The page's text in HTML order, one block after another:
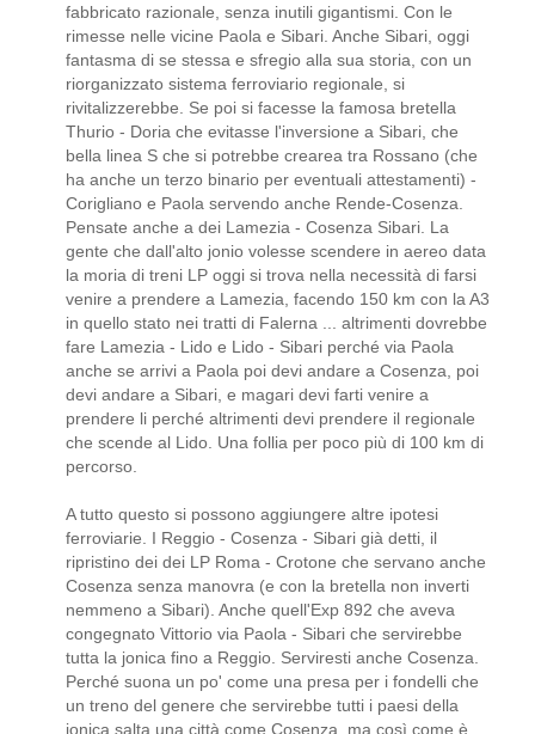
fabbricato razionale, senza inutili gigantismi. Con le
rimesse nelle vicine Paola e Sibari. Anche Sibari, oggi
fantasma di se stessa e sfregio alla sua storia, con un
riorganizzato sistema ferroviario regionale, si
rivitalizzerebbe. Se poi si facesse la famosa bretella
Thurio - Doria che evitasse l'inversione a Sibari, che
bella linea S che si potrebbe crearea tra Rossano (che
ha anche un terzo binario per eventuali attestamenti) -
Corigliano e Paola servendo anche Rende-Cosenza.
Pensate anche a dei Lamezia - Cosenza Sibari. La
gente che dall'alto jonio volesse scendere in aereo data
la moria di treni LP oggi si trova nella necessità di farsi
venire a prendere a Lamezia, facendo 150 km con la A3
in quello stato nei tratti di Falerna ... altrimenti dovrebbe
fare Lamezia - Lido e Lido - Sibari perché via Paola
anche se arrivi a Paola poi devi andare a Cosenza, poi
devi andare a Sibari, e magari devi farti venire a
prendere li perché altrimenti devi prendere il regionale
che scende al Lido. Una follia per poco più di 100 km di
percorso.
A tutto questo si possono aggiungere altre ipotesi
ferroviarie. I Reggio - Cosenza - Sibari già detti, il
ripristino dei dei LP Roma - Crotone che servano anche
Cosenza senza manovra (e con la bretella non inverti
nemmeno a Sibari). Anche quell'Exp 892 che aveva
congegnato Vittorio via Paola - Sibari che servirebbe
tutta la jonica fino a Reggio. Serviresti anche Cosenza.
Perché suona un po' come una presa per i fondelli che
un treno del genere che servirebbe tutti i paesi della
jonica salta una città come Cosenza, ma così come è